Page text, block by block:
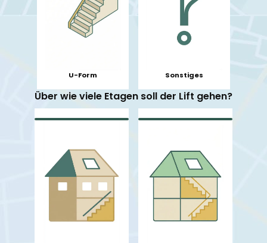
U-Form Sonstiges
Über wie viele Etagen soll der Lift gehen?